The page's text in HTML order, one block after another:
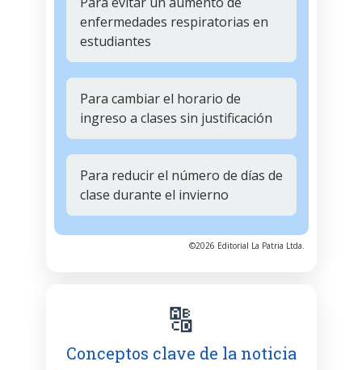
enfermedades respiratorias en
estudiantes
Para cambiar el horario de
ingreso a clases sin justificación
Para reducir el número de días de
clase durante el invierno
©2026 Editorial La Patria Ltda.
🔠
Conceptos clave de la noticia